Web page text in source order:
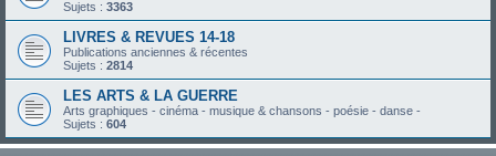
Sujets : 3363
LIVRES & REVUES 14-18
Publications anciennes & récentes
Sujets : 2814
LES ARTS & LA GUERRE
Arts graphiques - cinéma - musique & chansons - poésie - danse -
Sujets : 604